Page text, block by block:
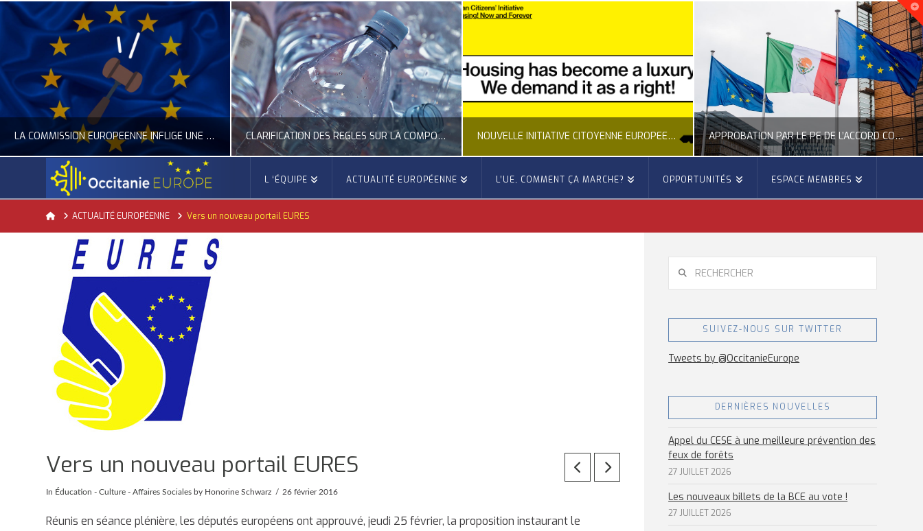
LA COMMISSION EUROPÉENNE INFLIGE UNE AMENDE RECORD À GOOGLE
ACTUALITÉ DE L'UNION EUROPÉENNE, ACTUALITÉ DE LA REPRÉSENTATION D’OCCITANIE EUROPE, NUMÉRIQUE- DIGITAL
JUILLET 24, 2026
CLARIFICATION DES RÈGLES SUR LA COMPOSITION DES BOUTEILLES PLASTIQUES
ACTUALITÉ DE L'UNION EUROPÉENNE, ACTUALITÉ DE LA REPRÉSENTATION D’OCCITANIE EUROPE, ECONOMIE CIRCULAIRE, ÉNERGIE - ENVIRONNEMENT - CLIMAT
NOUVELLE INITIATIVE CITOYENNE EUROPÉENNE SUR LE LOGEMENT
ACTUALITÉ DE L'UNION EUROPÉENNE, ACTUALITÉ DE LA REPRÉSENTATION D’OCCITANIE EUROPE, CITOYENNETÉ, LOGEMENT
APPROBATION PAR LE PE DE L’ACCORD COMMERCIAL ENTRE L’UE ET LE MEXIQUE
ACTION EXTÉRIEURE, ACTUALITÉ DE L'UNION EUROPÉENNE
JUILLET 22, 2026
L ‘ÉQUIPE ACTUALITÉ EUROPÉENNE L’UE, COMMENT ÇA MARCHE? OPPORTUNITÉS ESPACE MEMBRES
HomeACTUALITÉ EUROPÉENNE Vers un nouveau portail EURES
Vers un nouveau portail EURES
In Éducation - Culture - Affaires Sociales by Honorine Schwarz 26 février 2016
Réunis en séance plénière, les députés européens ont approuvé, jeudi 25 février, la proposition instaurant le
SUIVEZ-NOUS SUR TWITTER
Tweets by @OccitanieEurope
DERNIÈRES NOUVELLES
Appel du CESE à une meilleure prévention des
feux de forêts
27 JUILLET 2026
Les nouveaux billets de la BCE au vote !
27 JUILLET 2026